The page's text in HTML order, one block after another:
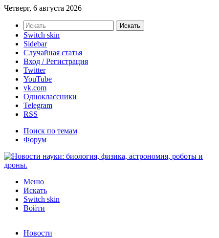
Четверг, 6 августа 2026
Искать
Switch skin
Sidebar
Случайная статья
Вход / Регистрация
Twitter
YouTube
vk.com
Одноклассники
Telegram
RSS
Поиск по темам
Форум
Меню
Искать
Switch skin
Войти
Новости